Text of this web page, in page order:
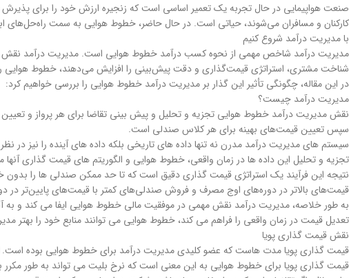
صنعت هواپیمایی در حال تجربه یک تعمیر اساسی است که زنجیره ارزش خود را برای پذیرش
کارکنان و مسافران می‌شوند، حیاتی است. در حال حاضر، خطوط هوایی به سمت راه‌حل‌های
با مدیریت درآمد شروع کنیم
مدیریت درآمد شاخص مهمی از نحوه کسب درآمد خطوط هوایی است. مدیریت درآمد نقش
شناخت مشتری، استراتژی‌ قیمت‌گذاری و دقت پیش‌بینی را افزایش می‌دهند، خطوط هوایی
در این مقاله، چگونگی تأثیر این گذار بر مدیریت درآمد خطوط هوایی را بررسی خواهیم کرد:
مدیریت درآمد چیست؟
نقش مدیریت درآمد خطوط هوایی تجزیه و تحلیل و پیش بینی تقاضا برای هر پرواز و
سپس تعیین قیمت‌های بهینه برای هر کلاس صندلی است.
سیستم های مدیریت درآمد مدرن نه تنها داده های تاریخی بلکه داده های آینده را نیز در
تجزیه و تحلیل این داده ها در زمان واقعی، خطوط هوایی و الگوریتم های قیمت گذاری
نتیجه این فرآیند یک استراتژی قیمت گذاری دقیق است که تا حد ممکن صندلی ها را
قیمت‌های بالاتر در دوره‌های اوج مصرف و فروش صندلی‌های کمتر با قیمت‌های پایین‌تر در
به طور خلاصه، مدیریت درآمد نقش مهمی در موفقیت مالی خطوط هوایی ایفا می کند و به
تعدیل قیمت در زمان واقعی را فراهم می کند، خطوط هوایی می توانند منابع خود را بهتر
نقش قیمت گذاری پویا
قیمت گذاری پویا مدت هاست که عضو کلیدی مدیریت درآمد برای خطوط هوایی بوده است.
قیمت گذاری پویا برای خطوط هوایی به این معنی است که نرخ بلیت می تواند به طور مکرر